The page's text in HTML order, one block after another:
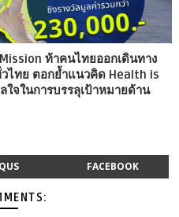
ท้าคนไทยออกเดินทาง
ไทย ตอกย้ำแนวคิด Health is
ใจในการบรรลุเป้าหมายด้าน
FACEBOOK